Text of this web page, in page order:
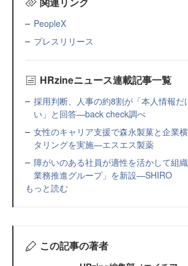
PeopleX
プレスリリース
HRzineニュース連載記事一覧
採用判断、人事の約8割が「本人情報だ
い」と回答—back check調べ
女性のキャリア支援で森永製菓と企業
タリングを実施—エスエス製薬
障がいのある社員が適性を活かして組
業務推進グループ」を新設—SHIRO
もっと読む
この記事の著者